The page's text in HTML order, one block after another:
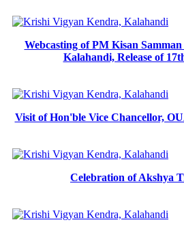
Webcasting of PM Kisan
Kalahandi, Release of
Visit of Hon'ble Vice Chancellor,
Celebration of Akshya